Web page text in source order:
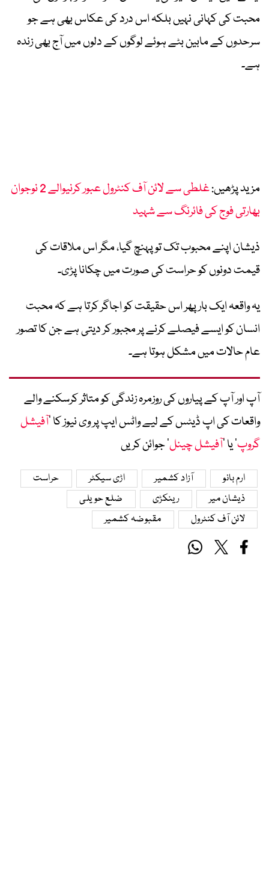
محبت کی کہانی نہیں بلکہ اس درد کی عکاس بھی ہے جو
سرحدوں کے مابین بٹے ہوئے لوگوں کے دلوں میں آج بھی زندہ
ہے۔
مزید پڑھیں:
غلطی سے لائن آف کنٹرول عبور کرنیوالے 2 نوجوان
بھارتی فوج کی فائرنگ سے شہید
ذیشان اپنے محبوب تک تو پہنچ گیا، مگر اس ملاقات کی
قیمت دونوں کو حراست کی صورت میں چکانا پڑی۔
یہ واقعہ ایک بار پھر اس حقیقت کو اجاگر کرتا ہے کہ محبت
انسان کو ایسے فیصلے کرنے پر مجبور کر دیتی ہے جن کا تصور
عام حالات میں مشکل ہوتا ہے۔
آپ اور آپ کے پیاروں کی روزمرہ زندگی کو متاثر کرسکنے والے
واقعات کی اپ ڈیٹس کے لیے واٹس ایپ پر وی نیوز کا ’آفیشل
گروپ‘ یا ’آفیشل چینل‘ جوائن کریں
ارم بانو آزاد کشمیر اڑی سیکٹر
حراست
ذیشان میر
رینکڑی
ضلع حویلی
لائن آف کنٹرول
مقبوضہ کشمیر